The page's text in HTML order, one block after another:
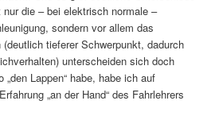
die – bei elektrisch normale –
sondern vor allem das
tieferer Schwerpunkt, dadurch
unterscheiden sich doch
Lappen“ habe, habe ich auf
„an der Hand“ des Fahrlehrers